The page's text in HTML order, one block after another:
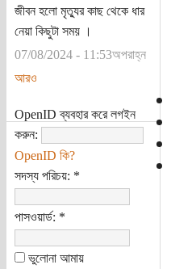
জীবন হলো মৃত্যুর কাছ থেকে ধার
নেয়া কিছুটা সময় ।
07/08/2024 - 11:53অপরাহ্ন
আরও
OpenID ব্যবহার করে লগইন
করুন:
OpenID কি?
সদস্য পরিচয়: *
পাসওয়ার্ড: *
ভুলোনা আমায়